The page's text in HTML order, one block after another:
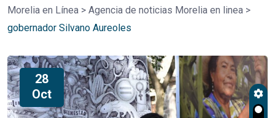
Morelia en Línea > Agencia de noticias Morelia en linea >
gobernador Silvano Aureoles
28
Oct